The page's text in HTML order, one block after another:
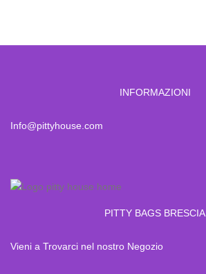
INFORMAZIONI
Info@pittyhouse.com
PITTY BAGS BRESCIA
Vieni a Trovarci nel nostro Negozio